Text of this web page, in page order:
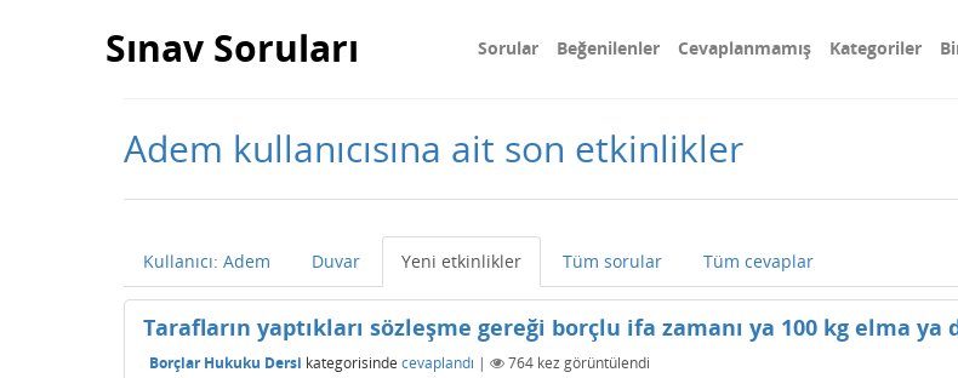
Sınav Soruları Sorular Beğenilenler Cevaplanmamış Kategoriler
Adem kullanıcısına ait son etkinlikler
Kullanıcı: Adem Duvar Yeni etkinlikler Tüm sorular Tüm cevaplar
Tarafların yaptıkları sözleşme gereği borçlu ifa zamanı ya 100 kg elma ya
Borçlar Hukuku Dersi kategorisinde cevaplandı | 764 kez görüntülendi